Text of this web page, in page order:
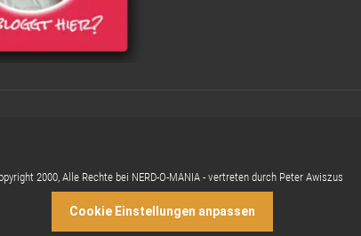
2000, Alle Rechte bei NERD-O-MANIA - vertreten durch Peter Awiszus
Cookie Einstellungen anpassen